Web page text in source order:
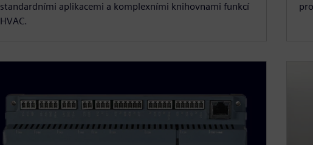
standardními aplikacemi a komplexními knihovnami funkcí
HVAC.